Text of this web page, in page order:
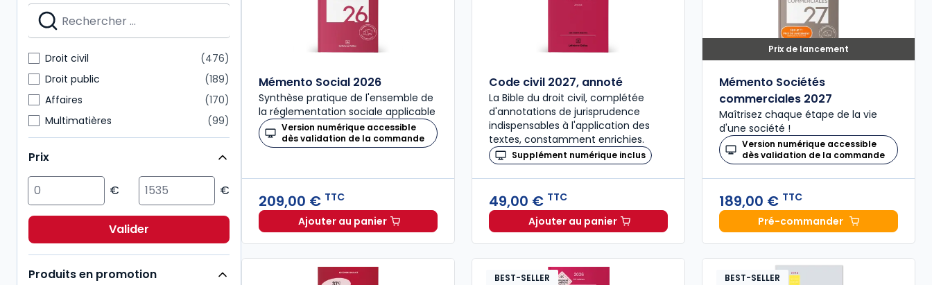
Nouvelle Bibliothèque de Thèses
28
Dalloz Action
Droit civil
476
Droit public
189
Affaires
170
Multimatières
99
Social
99
Sciences politiques et sociales
98
92
Fiscal
85
Immobilier
54
Prix
Valider
Produits en promotion
Mémento Social 2026
Synthèse pratique de l'ensemble de
la réglementation sociale applicable
Version numérique accessible
dès validation de la commande
209,00 € TTC
Ajouter au panierMémento Social 2026 à 209,00 € TTC
Code civil 2027, annoté
La Bible du droit civil, complétée
d'annotations de jurisprudence
indispensables à l'application des
textes, constamment enrichies.
Supplément numérique inclus
49,00 € TTC
Ajouter au panierCode civil 2027, annoté à 49,00 € TTC
Prix de lancement
Mémento Sociétés
commerciales 2027
Maîtrisez chaque étape de la vie
d'une société !
Version numérique accessible
dès validation de la commande
189,00 € TTC
Pré-commanderMémento Sociétés
BEST-SELLER BEST-SELLER